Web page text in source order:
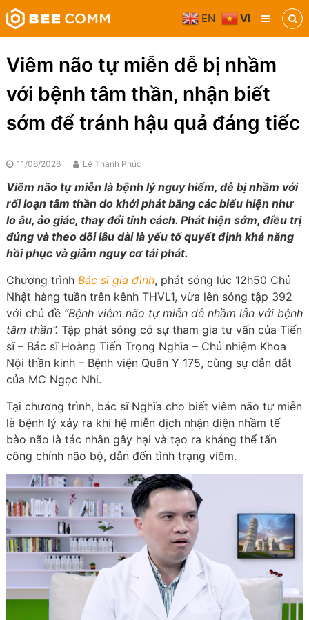
Skip
to
content
Bee
Comm
Truyền
thông
phương
tiện
Viêm não tự miễn dễ bị nhầm
với bệnh tâm thần, nhận biết
sớm để tránh hậu quả đáng tiếc
11/06/2026 Lê Thanh Phúc
Viêm não tự miễn là bệnh lý nguy hiểm, dễ bị nhầm với
rối loạn tâm thần do khởi phát bằng các biểu hiện như
lo âu, ảo giác, thay đổi tính cách. Phát hiện sớm, điều trị
đúng và theo dõi lâu dài là yếu tố quyết định khả năng
hồi phục và giảm nguy cơ tái phát.
Chương trình Bác sĩ gia đình, phát sóng lúc 12h50 Chủ
Nhật hàng tuần trên kênh THVL1, vừa lên sóng tập 392
với chủ đề “Bệnh viêm não tự miễn dễ nhầm lẫn với bệnh
tâm thần”. Tập phát sóng có sự tham gia tư vấn của Tiến
sĩ – Bác sĩ Hoàng Tiến Trọng Nghĩa – Chủ nhiệm Khoa
Nội thần kinh – Bệnh viện Quân Y 175, cùng sự dẫn dắt
của MC Ngọc Nhi.
Tại chương trình, bác sĩ Nghĩa cho biết viêm não tự miễn
là bệnh lý xảy ra khi hệ miễn dịch nhận diện nhầm tế
bào não là tác nhân gây hại và tạo ra kháng thể tấn
công chính não bộ, dẫn đến tình trạng viêm.
EN VI